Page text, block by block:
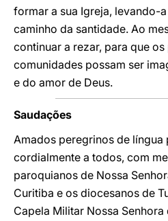
formar a sua Igreja, levando-
caminho da santidade. Ao
continuar a rezar, para que
comunidades possam ser
e do amor de Deus.
Saudações
Amados peregrinos de
cordialmente a todos, com
paroquianos de Nossa
Curitiba e os diocesanos de
Capela Militar Nossa